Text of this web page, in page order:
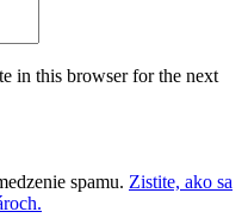
in this browser for the next
spamu. Zistite, ako sa